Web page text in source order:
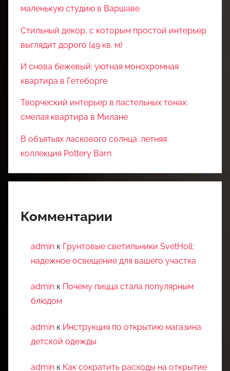
маленькую студию в Варшаве
Стильный декор, с которым простой интерьер
выглядит дорого (49 кв. м)
И снова бежевый: уютная монохромная
квартира в Гетеборге
Творческий интерьер в пастельных тонах:
смелая квартира в Милане
В объятьях ласкового солнца: летняя
коллекция Pottery Barn
Комментарии
admin к Грунтовые светильники SvetHoll:
надежное освещение для вашего участка
admin к Почему пицца стала популярным
блюдом
admin к Инструкция по открытию магазина
детской одежды
admin к Как сократить расходы на открытие